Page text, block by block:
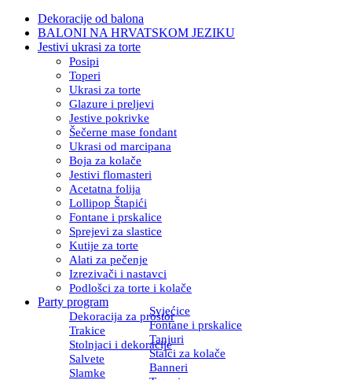
Dekoracije od balona
BALONI NA HRVATSKOM JEZIKU
Jestivi ukrasi za torte
Posipi
Toperi
Ukrasi za torte
Glazure i preljevi
Jestive pokrivke
Šečerne mase fondant
Ukrasi od marcipana
Boja za kolače
Jestivi flomasteri
Acetatna folija
Lollipop Štapići
Fontane i prskalice
Sprejevi za slastice
Kutije za torte
Alati za pečenje
Izrezivači i nastavci
Podlošci za torte i kolače
Party program
Dekoracija za prostor
Svjećice
Trakice
Fontane i prskalice
Stolnjaci i dekoracije
Tanjuri
Salvete
Stalci za kolače
Slamke
Banneri